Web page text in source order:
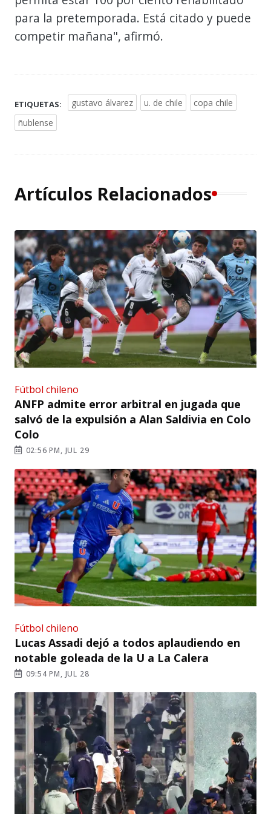
para la pretemporada. Está citado y puede
competir mañana", afirmó.
ETIQUETAS: gustavo álvarez u. de chile
copa chile
ñublense
Artículos Relacionados
Fútbol chileno
ANFP admite error arbitral en jugada que
salvó de la expulsión a Alan Saldivia en Colo
Colo
02:56 PM, JUL 29
Fútbol chileno
Lucas Assadi dejó a todos aplaudiendo en
notable goleada de la U a La Calera
09:54 PM, JUL 28